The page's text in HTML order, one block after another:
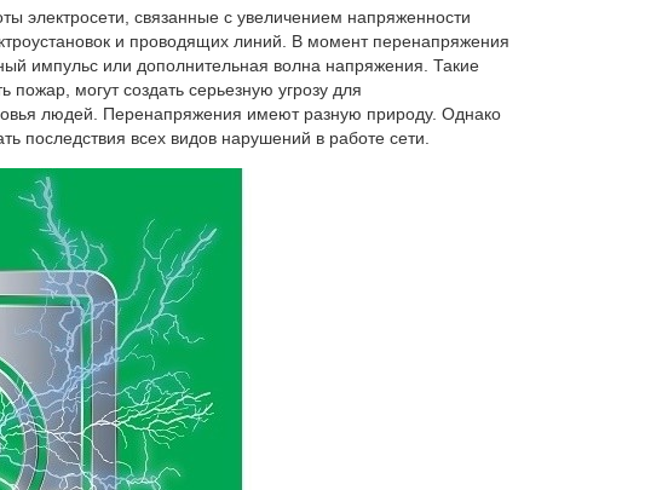
электросети, связанные с увеличением напряженности
и проводящих линий. В момент перенапряжения
импульс или дополнительная волна напряжения. Такие
могут создать серьезную угрозу для
людей. Перенапряжения имеют разную природу. Однако
последствия всех видов нарушений в работе сети.